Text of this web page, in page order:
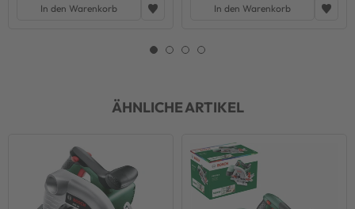
In den Warenkorb In den Warenkorb
ÄHNLICHE ARTIKEL